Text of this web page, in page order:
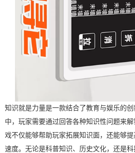
知识就是力量是一款结合了教育与娱乐的
中，玩家需要通过回答各种知识性问题来
戏不仅能够帮助玩家拓展知识面，还能够
速度。无论是科普知识、历史文化，还是